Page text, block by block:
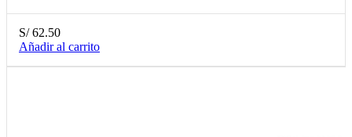
S/62.50
Añadir al carrito